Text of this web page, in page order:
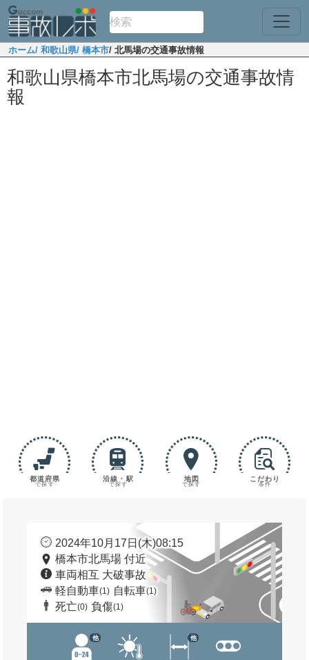
ホーム/ 和歌山県/ 橋本市/ 北馬場の交通事故情報
和歌山県橋本市北馬場の交通事故情
報
都道府県
で探す
沿線・駅
で探す
地図
で探す
こだわり
条件
2024年10月17日(木)08:15
橋本市北馬場 付近
車両相互 大破事故
軽自動車(1) 自転車(1)
死亡(0) 負傷(1)
他 他